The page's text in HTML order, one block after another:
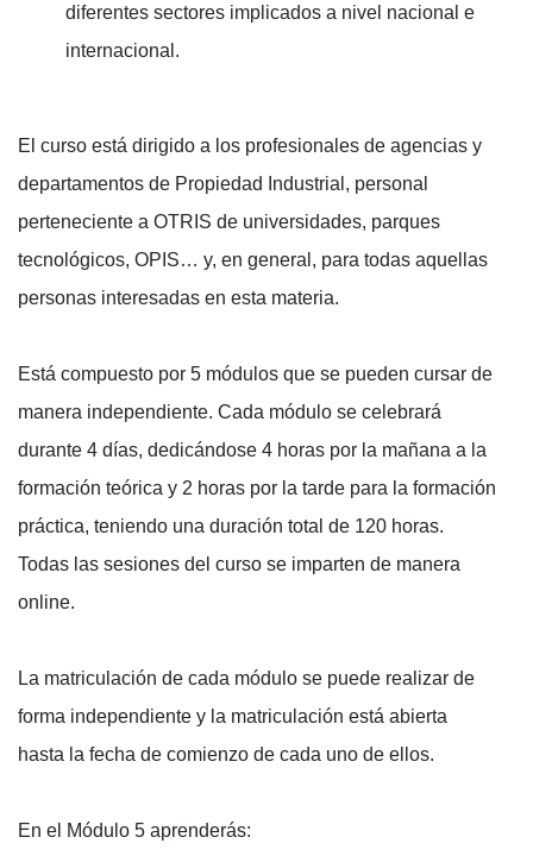
diferentes sectores implicados a nivel nacional e
internacional.
El curso está dirigido a los profesionales de agencias y
departamentos de Propiedad Industrial, personal
perteneciente a OTRIS de universidades, parques
tecnológicos, OPIS… y, en general, para todas aquellas
personas interesadas en esta materia.
Está compuesto por 5 módulos que se pueden cursar de
manera independiente. Cada módulo se celebrará
durante 4 días, dedicándose 4 horas por la mañana a la
formación teórica y 2 horas por la tarde para la formación
práctica, teniendo una duración total de 120 horas.
Todas las sesiones del curso se imparten de manera
online.
La matriculación de cada módulo se puede realizar de
forma independiente y la matriculación está abierta
hasta la fecha de comienzo de cada uno de ellos.
En el Módulo 5 aprenderás: